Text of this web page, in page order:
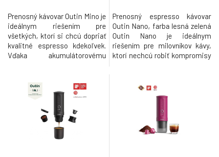
Prenosný kávovar Outin Mino je
ideálnym riešením pre
všetkých, ktorí si chcú dopriať
kvalitné espresso kdekoľvek.
Vďaka akumulátorovému
je skvelým spoločníkom na
cestovanie, do práce, kempu aj
na turistiku. Kávovar je
kompatibilný s kapsulami
Nespresso Original aj mletou
kávou, takže si m
Prenosný espresso kávovar
Outin Nano, farba lesná zelená
Outin Nano je ideálnym
riešením pre milovníkov kávy,
ktorí nechcú robiť kompromisy
výkon, flexibilita pri príprave a
kompaktný dizajn z neho robia
každého, kto si chce vychutnať
kvalitnú kávu kdekoľ